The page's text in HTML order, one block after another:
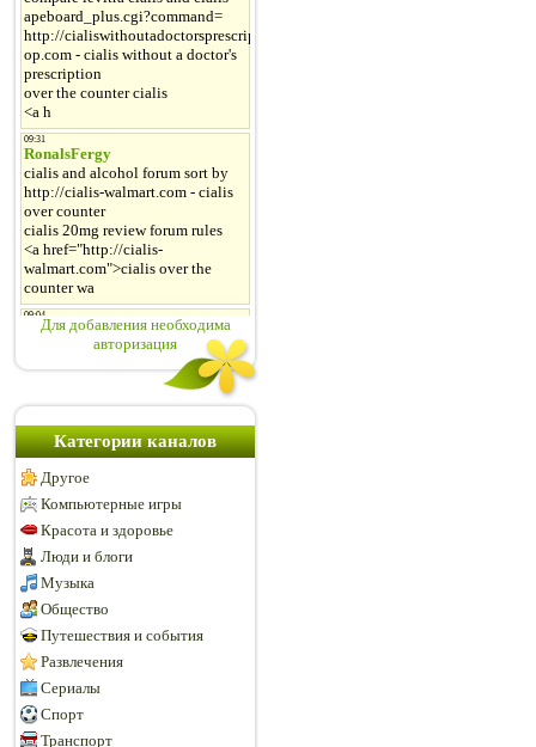
Для добавления необходима
авторизация
Категории каналов
Другое
Компьютерные игры
Красота и здоровье
Люди и блоги
Музыка
Общество
Путешествия и события
Развлечения
Сериалы
Спорт
Транспорт